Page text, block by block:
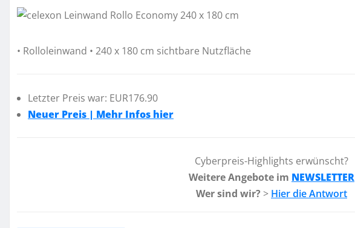
• Rolloleinwand • 240 x 180 cm sichtbare Nutzfläche
Letzter Preis war: EUR176.90
Neuer Preis | Mehr Infos hier
Cyberpreis-Highlights erwünscht?
Weitere Angebote im NEWSLETTER
Wer sind wir? > Hier die Antwort